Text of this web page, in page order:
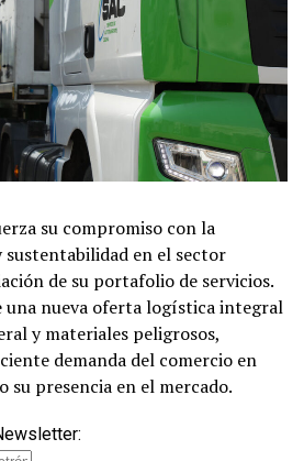
su compromiso con la
sustentabilidad en el sector
de su portafolio de servicios.
una nueva oferta logística integral
y materiales peligrosos,
demanda del comercio en
su presencia en el mercado.